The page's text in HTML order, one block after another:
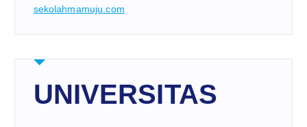
sekolahmamuju.com
UNIVERSITAS